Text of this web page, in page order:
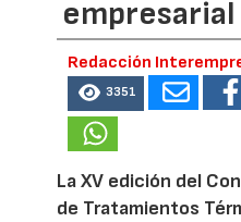
empresarial
Redacción
3351
La XV edición del
de Tratamientos